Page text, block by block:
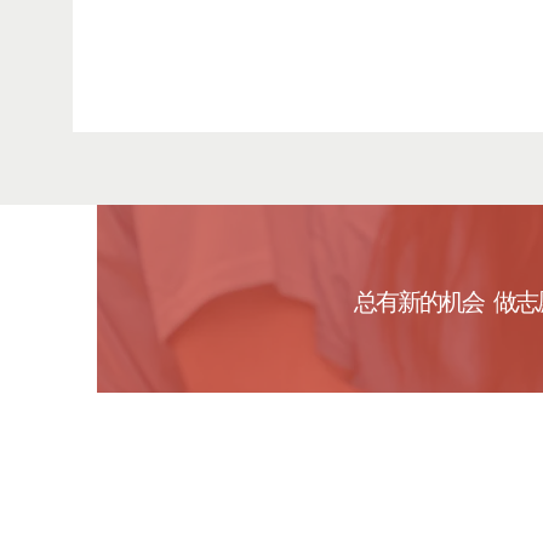
总有新的机会做志